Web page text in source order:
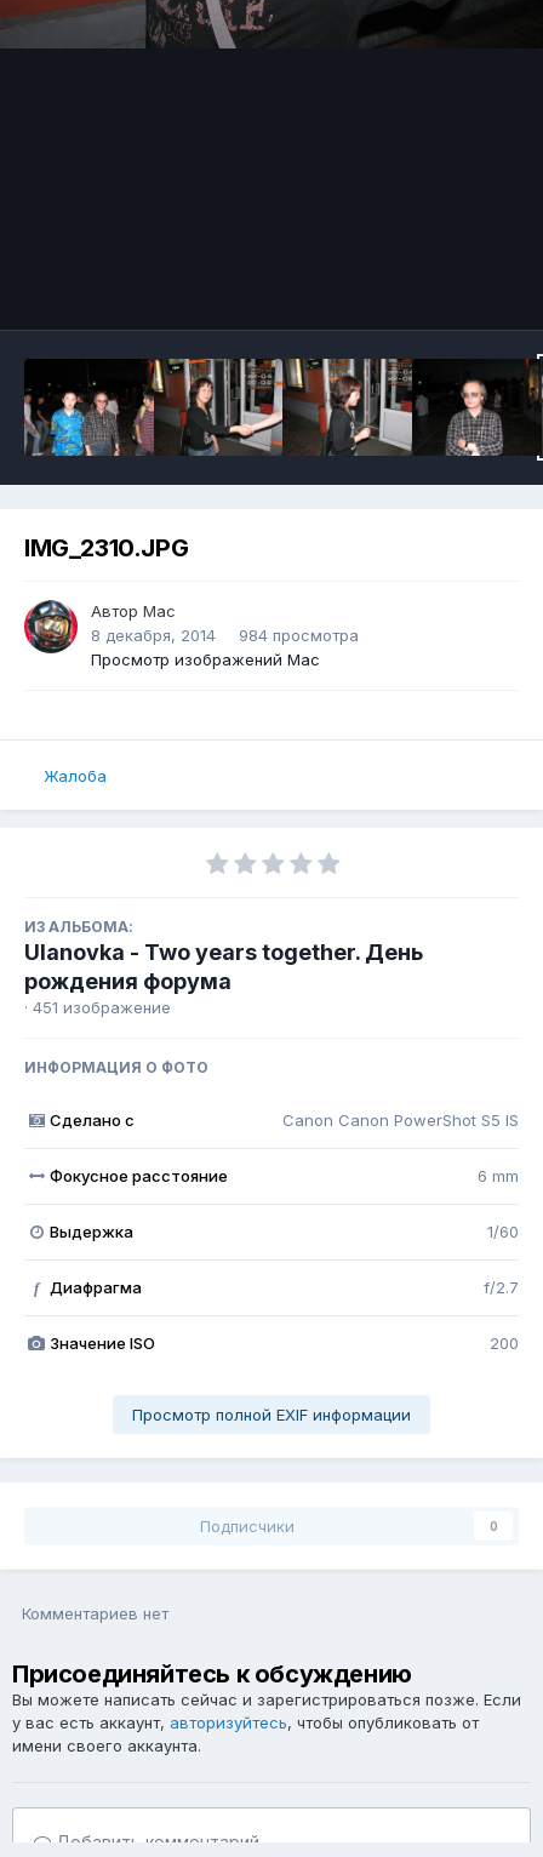
IMG_2310.JPG
Автор Mac
8 декабря, 2014
984 просмотра
Просмотр изображений Mac
Жалоба
ИЗ АЛЬБОМА:
Ulanovka - Two years together. День
рождения форума
· 451 изображение
ИНФОРМАЦИЯ О ФОТО
Сделано с Canon Canon PowerShot S5 IS
Фокусное расстояние 6 mm
Выдержка 1/60
f Диафрагма f/2.7
Значение ISO 200
Просмотр полной EXIF информации
Подписчики 0
Комментариев нет
Присоединяйтесь к обсуждению
Вы можете написать сейчас и зарегистрироваться позже. Если
у вас есть аккаунт, авторизуйтесь, чтобы опубликовать от
имени своего аккаунта.
Добавить комментарий...